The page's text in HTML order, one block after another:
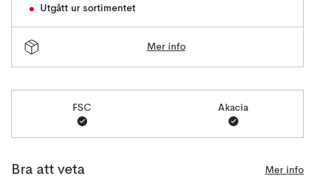
Utgått ur sortimentet
Mer info
FSC Akacia
Bra att veta Mer info